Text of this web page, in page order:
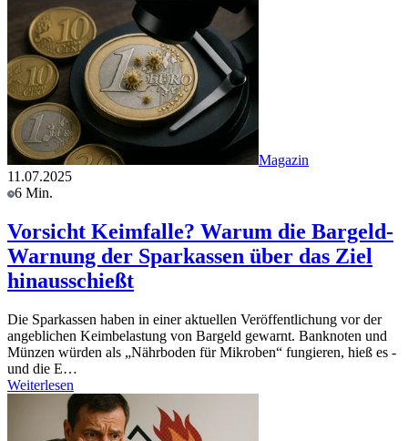
Magazin
11.07.2025
6 Min.
Vorsicht Keimfalle? Warum die Bargeld-
Warnung der Sparkassen über das Ziel
hinausschießt
Die Sparkassen haben in einer aktuellen Veröffentlichung vor der
angeblichen Keimbelastung von Bargeld gewarnt. Banknoten und
Münzen würden als „Nährboden für Mikroben“ fungieren, hieß es -
und die E…
Weiterlesen